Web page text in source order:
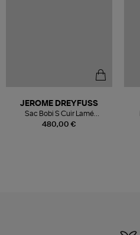
480,00 €
JEROME DREYFUSS
Sac Bobi S Cuir Lamé
Champagne